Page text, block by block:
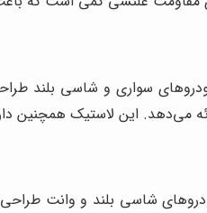
این لاستیک همچنین